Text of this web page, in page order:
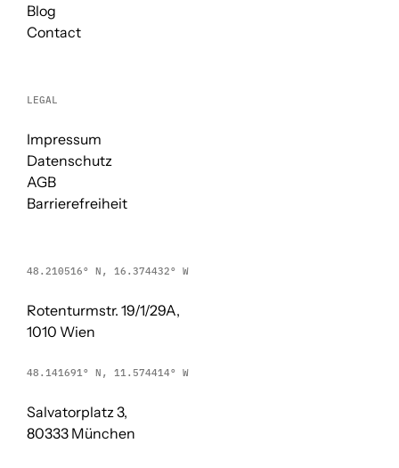
Blog
Contact
LEGAL
Impressum
Datenschutz
AGB
Barrierefreiheit
48.210516° N, 16.374432° W
Rotenturmstr. 19/1/29A,
1010 Wien
48.141691° N, 11.574414° W
Salvatorplatz 3,
80333 München